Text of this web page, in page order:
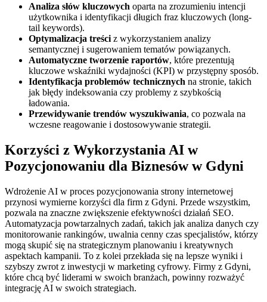
Analiza słów kluczowych oparta na zrozumieniu intencji
użytkownika i identyfikacji długich fraz kluczowych (long-
tail keywords).
Optymalizacja treści z wykorzystaniem analizy
semantycznej i sugerowaniem tematów powiązanych.
Automatyczne tworzenie raportów, które prezentują
kluczowe wskaźniki wydajności (KPI) w przystępny sposób.
Identyfikacja problemów technicznych na stronie, takich
jak błędy indeksowania czy problemy z szybkością
ładowania.
Przewidywanie trendów wyszukiwania, co pozwala na
wczesne reagowanie i dostosowywanie strategii.
Korzyści z Wykorzystania AI w
Pozycjonowaniu dla Biznesów w Gdyni
Wdrożenie AI w proces pozycjonowania strony internetowej
przynosi wymierne korzyści dla firm z Gdyni. Przede wszystkim,
pozwala na znaczne zwiększenie efektywności działań SEO.
Automatyzacja powtarzalnych zadań, takich jak analiza danych czy
monitorowanie rankingów, uwalnia cenny czas specjalistów, którzy
mogą skupić się na strategicznym planowaniu i kreatywnych
aspektach kampanii. To z kolei przekłada się na lepsze wyniki i
szybszy zwrot z inwestycji w marketing cyfrowy. Firmy z Gdyni,
które chcą być liderami w swoich branżach, powinny rozważyć
integrację AI w swoich strategiach.